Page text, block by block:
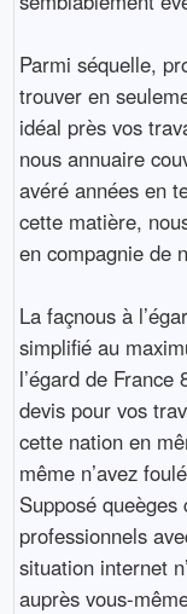
Parmi séquelle,
trouver en
idéal près vos
nous annuaire
avéré années en
cette matière,
en compagnie de
La façnous à
simplifié au
l’égard de
devis pour vos
cette nation en
même n’avez
Supposé
professionnels
situation internet
auprès vous-